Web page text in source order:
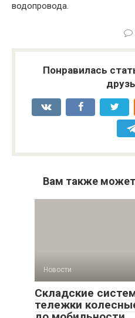
водопровода.
Понравилась
Вам также
Новости
Складские
тележки